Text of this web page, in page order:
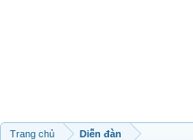
Trang chủ Diễn đàn